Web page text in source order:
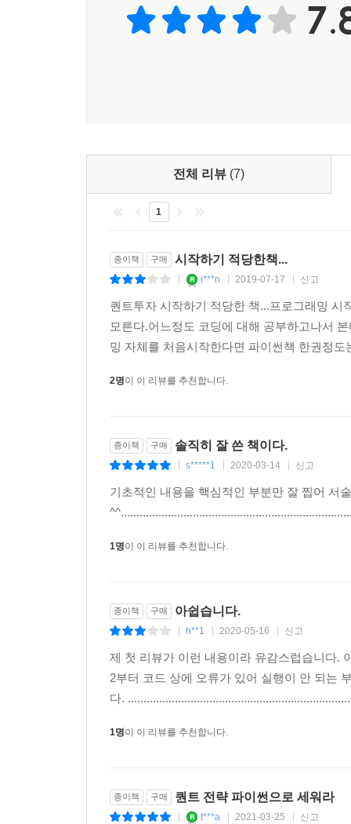
전체 리뷰 (7)
1
종이책 구매 시작하기 적당한책...
i***n 2019-07-17 신고
퀀트투자 시작하기 적당한 책...프로그래밍
모른다.어느정도 코딩에 대해 공부하고나서
밍 자체를 처음시작한다면 파이썬책 한권정
2명이 이 리뷰를 추천합니다.
종이책 구매 솔직히 잘 쓴 책이다.
s*****1 2020-03-14 신고
기초적인 내용을 핵심적인 부분만 잘 찝어 서
1명이 이 리뷰를 추천합니다.
종이책 구매 아쉽습니다.
h**1 2020-05-16 신고
제 첫 리뷰가 이런 내용이라 유감스럽습니다.
2부터 코드 상에 오류가 있어 실행이 안 되는
다.
1명이 이 리뷰를 추천합니다.
종이책 구매 퀀트 전략 파이썬으로 세워라
t***a 2021-03-25 신고